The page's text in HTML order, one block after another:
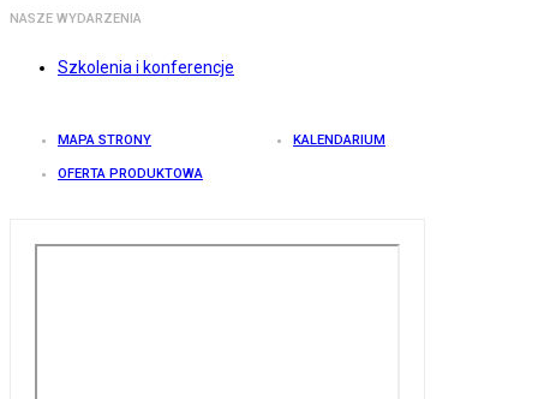
NASZE WYDARZENIA
Szkolenia i konferencje
MAPA STRONY KALENDARIUM
OFERTA PRODUKTOWA